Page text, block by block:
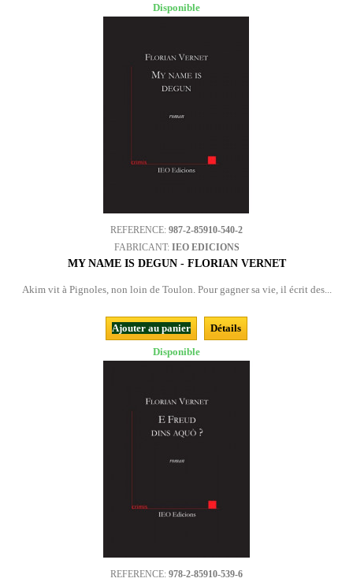
Disponible
REFERENCE: 987-2-85910-540-2
FABRICANT: IEO EDICIONS
MY NAME IS DEGUN - FLORIAN VERNET
Akim vit à Pignoles, non loin de Toulon. Pour gagner sa vie, il écrit des...
Ajouter au panier
Détails
Disponible
REFERENCE: 978-2-85910-539-6